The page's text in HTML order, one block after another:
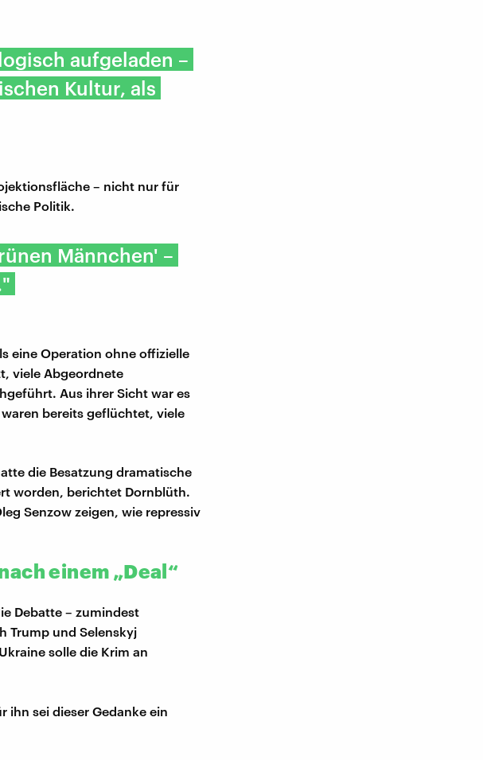
aufgeladen –
Kultur, als
– nicht nur für
Politik.
Männchen' –
eine Operation ohne offizielle
viele Abgeordnete
Aus ihrer Sicht war es
bereits geflüchtet, viele
die Besatzung dramatische
worden, berichtet Dornblüth.
Senzow zeigen, wie repressiv
einem „Deal“
Debatte – zumindest
Trump und Selenskyj
solle die Krim an
ihn sei dieser Gedanke ein